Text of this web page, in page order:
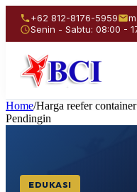
+62 812-8176-5959
Senin - Sabtu: 08:00 -
Home/Harga reefer
Pendingin
EDUKASI